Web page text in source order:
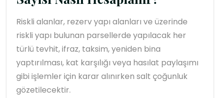
Riskli alanlar, rezerv yapı alanları ve üzerinde
riskli yapı bulunan parsellerde yapılacak her
türlü tevhit, ifraz, taksim, yeniden bina
yaptırılması, kat karşılığı veya hasılat paylaşımı
gibi işlemler için karar alınırken salt çoğunluk
gözetilecektir.